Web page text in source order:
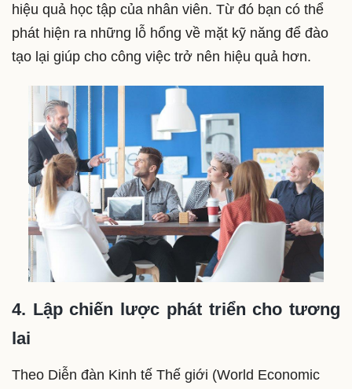
hiệu quả học tập của nhân viên. Từ đó bạn có thể
phát hiện ra những lỗ hổng về mặt kỹ năng để đào
tạo lại giúp cho công việc trở nên hiệu quả hơn.
4. Lập chiến lược phát triển cho tương
lai
Theo Diễn đàn Kinh tế Thế giới (World Economic